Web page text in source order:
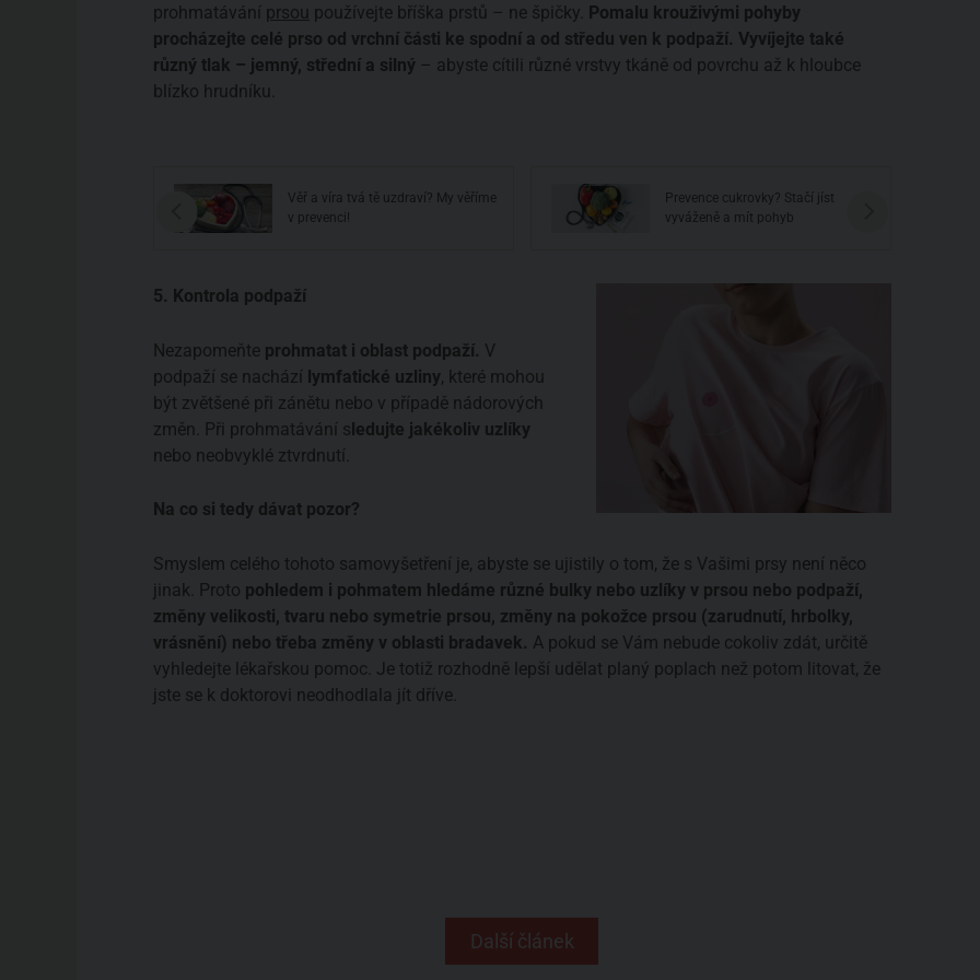
prohmatávání prsou používejte bříška prstů – ne špičky.
Pomalu krouživými pohyby
procházejte celé prso od vrchní části ke spodní a od středu ven k podpaží. Vyvíjejte také
různý tlak – jemný, střední a silný – abyste cítili různé vrstvy tkáně od povrchu až k hloubce
blízko hrudníku.
Věř a víra tvá tě uzdraví? My věříme
v prevenci!
Prevence cukrovky? Stačí jíst
vyváženě a mít pohyb
5. Kontrola podpaží
Nezapomeňte prohmatat i oblast podpaží. V
podpaží se nachází lymfatické uzliny, které mohou
být zvětšené při zánětu nebo v případě nádorových
změn. Při prohmatávání sledujte jakékoliv uzlíky
nebo neobvyklé ztvrdnutí.
Na co si tedy dávat pozor?
Smyslem celého tohoto samovyšetření je, abyste se ujistily o tom, že s Vašimi prsy není něco
jinak. Proto pohledem i pohmatem hledáme různé bulky nebo uzlíky v prsou nebo podpaží,
změny velikosti, tvaru nebo symetrie prsou, změny na pokožce prsou (zarudnutí, hrbolky,
vrásnění) nebo třeba změny v oblasti bradavek. A pokud se Vám nebude cokoliv zdát, určitě
vyhledejte lékařskou pomoc. Je totiž rozhodně lepší udělat planý poplach než potom litovat, že
jste se k doktorovi neodhodlala jít dříve.
Další článek